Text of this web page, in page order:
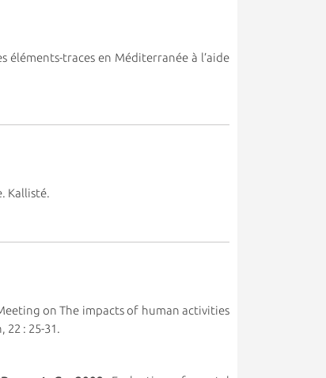
traces en Méditerranée à l’aide
Kallisté.
on The impacts of human activities
: 25-31.